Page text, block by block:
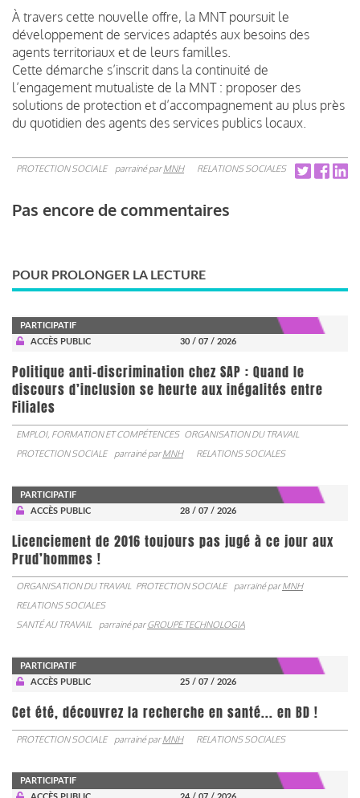
À travers cette nouvelle offre, la MNT poursuit le
développement de services adaptés aux besoins des
agents territoriaux et de leurs familles.
Cette démarche s’inscrit dans la continuité de
l’engagement mutualiste de la MNT : proposer des
solutions de protection et d’accompagnement au plus près
du quotidien des agents des services publics locaux.
PROTECTION SOCIALE parrainé parMNH RELATIONS SOCIALES
Pas encore de commentaires
POUR PROLONGER LA LECTURE
PARTICIPATIF
ACCÈS PUBLIC
30 / 07 / 2026
Politique anti-discrimination chez SAP : Quand le
discours d’inclusion se heurte aux inégalités entre
Filiales
EMPLOI, FORMATION ET COMPÉTENCES ORGANISATION DU TRAVAIL
PROTECTION SOCIALE
parrainé parMNH RELATIONS SOCIALES
PARTICIPATIF
ACCÈS PUBLIC
28 / 07 / 2026
Licenciement de 2016 toujours pas jugé à ce jour aux
Prud’hommes !
ORGANISATION DU TRAVAIL PROTECTION SOCIALE parrainé parMNH
RELATIONS SOCIALES
SANTÉ AU TRAVAIL
parrainé parGROUPE TECHNOLOGIA
PARTICIPATIF
ACCÈS PUBLIC
25 / 07 / 2026
Cet été, découvrez la recherche en santé... en BD !
PROTECTION SOCIALE parrainé parMNH RELATIONS SOCIALES
PARTICIPATIF